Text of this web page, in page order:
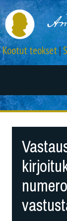
Kootut teokset|